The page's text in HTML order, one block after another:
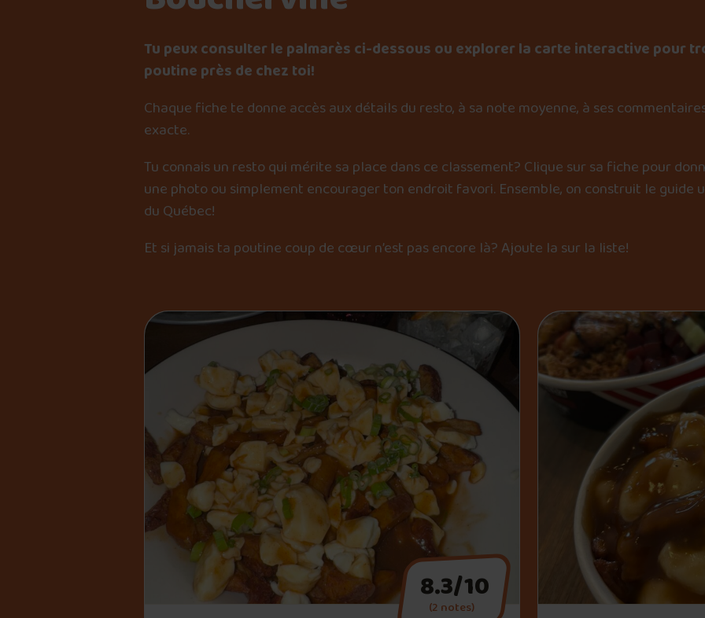
Tu peux consulter le palmarès ci-dessous ou explorer la carte interactive pour
poutine près de chez toi!
Chaque fiche te donne accès aux détails du resto, à sa note moyenne, à ses
exacte.
Tu connais un resto qui mérite sa place dans ce classement? Clique sur sa fiche pour
une photo ou simplement encourager ton endroit favori. Ensemble, on construit le guide
du Québec!
Et si jamais ta poutine coup de cœur n’est pas encore là? Ajoute la sur la liste!
8.3/10
(2 notes)